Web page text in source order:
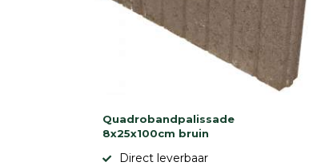
Quadrobandpalissade
8x25x100cm bruin
Direct leverbaar